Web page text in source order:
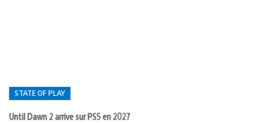
STATE OF PLAY
Until Dawn 2 arrive sur PS5 en 2027